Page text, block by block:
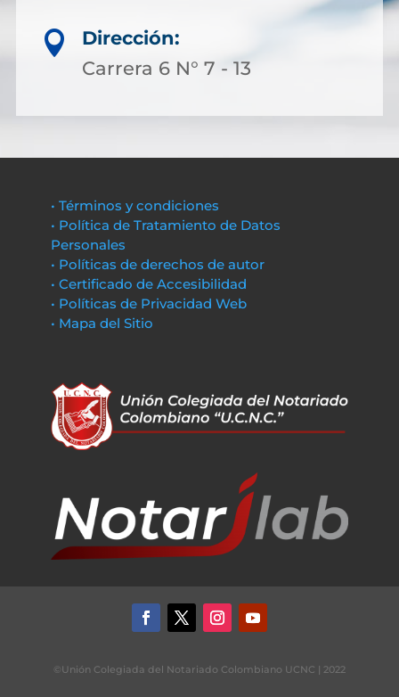

Dirección:
Carrera 6 N° 7 - 13
• Términos y condiciones
• Política de Tratamiento de Datos
Personales
• Políticas de derechos de autor
• Certificado de Accesibilidad
• Políticas de Privacidad Web
• Mapa del Sitio
©Unión Colegiada del Notariado Colombiano UCNC | 2022